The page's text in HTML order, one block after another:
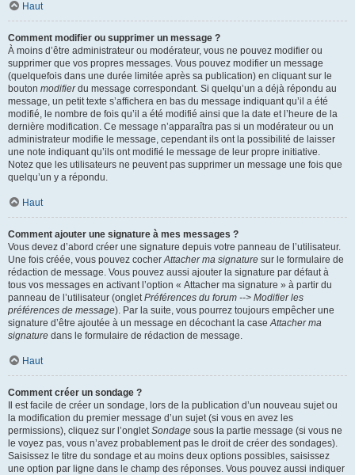
Haut
Comment modifier ou supprimer un message ?
À moins d’être administrateur ou modérateur, vous ne pouvez modifier ou
supprimer que vos propres messages. Vous pouvez modifier un message
(quelquefois dans une durée limitée après sa publication) en cliquant sur le
bouton modifierdu message correspondant. Si quelqu’un a déjà répondu au
message, un petit texte s’affichera en bas du message indiquant qu’il a été
modifié, le nombre de fois qu’il a été modifié ainsi que la date et l’heure de la
dernière modification. Ce message n’apparaîtra pas si un modérateur ou un
administrateur modifie le message, cependant ils ont la possibilité de laisser
une note indiquant qu’ils ont modifié le message de leur propre initiative.
Notez que les utilisateurs ne peuvent pas supprimer un message une fois que
quelqu’un y a répondu.
Haut
Comment ajouter une signature à mes messages ?
Vous devez d’abord créer une signature depuis votre panneau de l’utilisateur.
Une fois créée, vous pouvez cocherAttacher ma signature sur le formulaire de
rédaction de message. Vous pouvez aussi ajouter la signature par défaut à
tous vos messages en activant l’option « Attacher ma signature » à partir du
panneau de l’utilisateur (ongletPréférences du forum --> Modifier les
préférences de message). Par la suite, vous pourrez toujours empêcher une
signature d’être ajoutée à un message en décochant la caseAttacher ma
signature dans le formulaire de rédaction de message.
Haut
Comment créer un sondage ?
Il est facile de créer un sondage, lors de la publication d’un nouveau sujet ou
la modification du premier message d’un sujet (si vous en avez les
permissions), cliquez sur l’ongletSondage sous la partie message (si vous ne
le voyez pas, vous n’avez probablement pas le droit de créer des sondages).
Saisissez le titre du sondage et au moins deux options possibles, saisissez
une option par ligne dans le champ des réponses. Vous pouvez aussi indiquer